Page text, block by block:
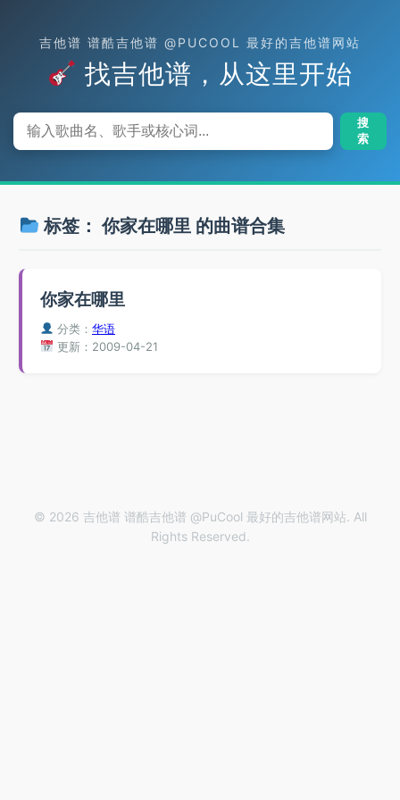
吉他谱 谱酷吉他谱 @PUCOOL 最好的吉他谱网站
找吉他谱，从这里开始
搜
索
标签：你家在哪里的曲谱合集
你家在哪里
分类：华语
更新：2009-04-21
© 2026 吉他谱 谱酷吉他谱 @PuCool 最好的吉他谱网站. All
Rights Reserved.